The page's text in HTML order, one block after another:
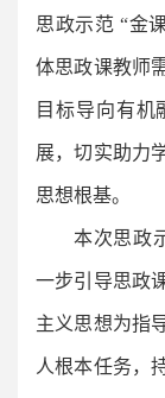
思政示范 “金
体思政课教师
目标导向有机
展，切实助力
思想根基。
本次思政
一步引导思政
主义思想为指
人根本任务，